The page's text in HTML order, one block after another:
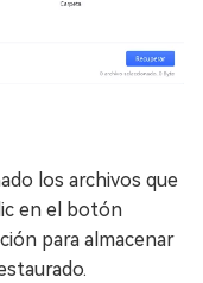
los archivos que
en el botón
para almacenar